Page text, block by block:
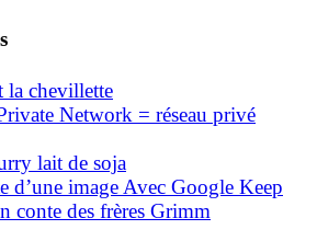
la chevillette
Network = réseau privé
lait de soja
d’une image Avec Google Keep
conte des frères Grimm